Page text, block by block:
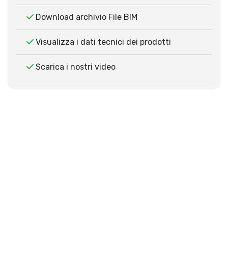
Download archivio File BIM
Visualizza i dati tecnici dei prodotti
Scarica i nostri video